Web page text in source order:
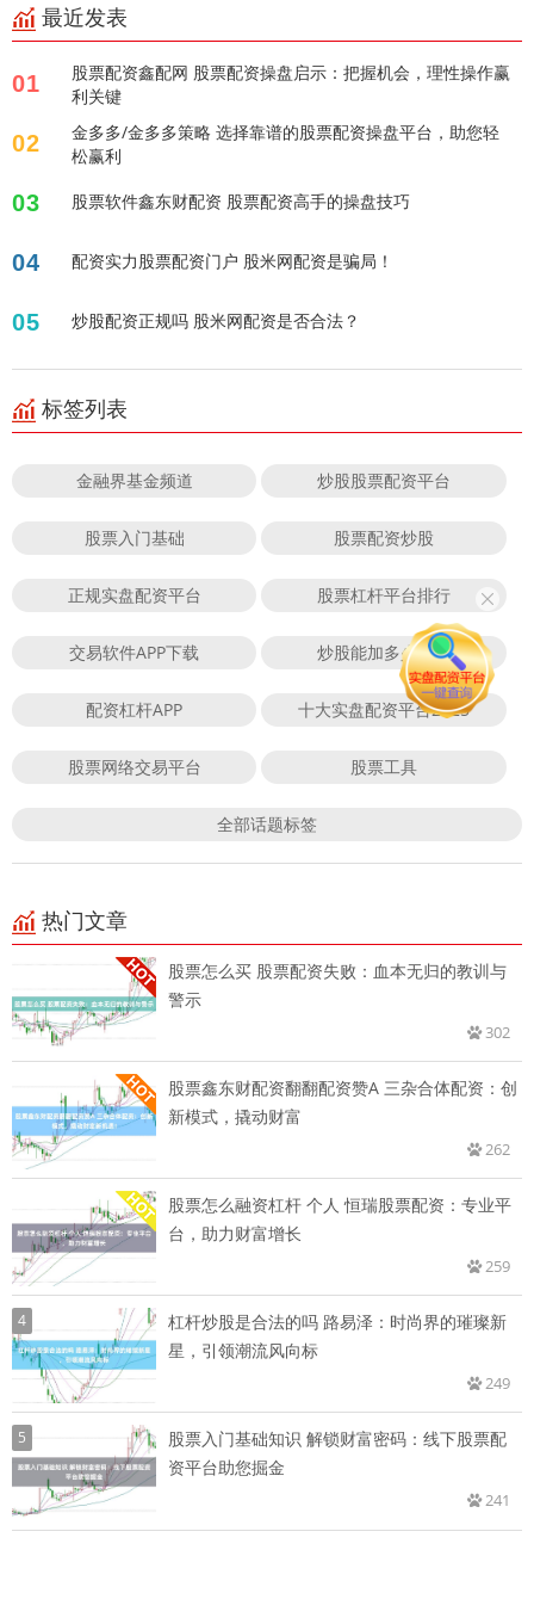
最近发表
01
股票配资鑫配网 股票配资操盘启示：把握机会，理性操作赢
利关键
02
金多多/金多多策略 选择靠谱的股票配资操盘平台，助您轻
松赢利
03 股票软件鑫东财配资 股票配资高手的操盘技巧
04 配资实力股票配资门户 股米网配资是骗局！
05 炒股配资正规吗 股米网配资是否合法？
标签列表
金融界基金频道 炒股股票配资平台
股票入门基础 股票配资炒股
正规实盘配资平台 股票杠杆平台排行
交易软件APP下载 炒股能加多少杠杆
配资杠杆APP 十大实盘配资平台2025
股票网络交易平台 股票工具
全部话题标签
热门文章
股票怎么买 股票配资失败：血本无归的教训与
警示
302
股票鑫东财配资翻翻配资赞A 三杂合体配资：创
新模式，撬动财富
262
股票怎么融资杠杆 个人 恒瑞股票配资：专业平
台，助力财富增长
259
4
杠杆炒股是合法的吗 路易泽：时尚界的璀璨新
星，引领潮流风向标
249
5
股票入门基础知识 解锁财富密码：线下股票配
资平台助您掘金
241